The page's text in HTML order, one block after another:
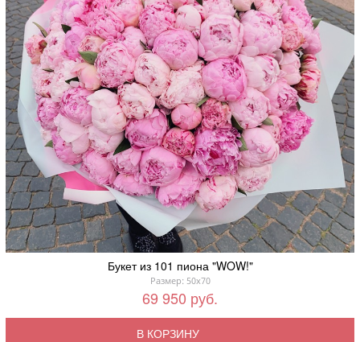
Букет из 101 пиона "WOW!"
Размер: 50x70
69 950 руб.
В КОРЗИНУ